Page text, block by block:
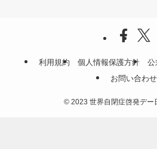
利用規約 個人情報保護方針
公
お問い合わせ
©2023 世界自閉症啓発デー